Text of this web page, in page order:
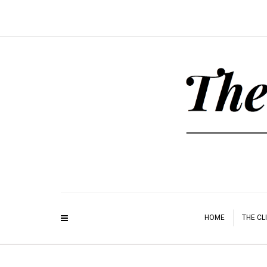
HOME THE